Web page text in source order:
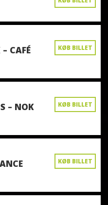
CAFÉ KØB BILLET
– NOK KØB BILLET
KØB BILLET